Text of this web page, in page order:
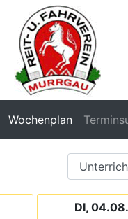
Wochenplan
DI, 04.08.